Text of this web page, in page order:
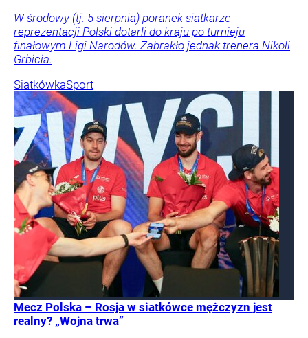
W środowy (tj. 5 sierpnia) poranek siatkarze
reprezentacji Polski dotarli do kraju po turnieju
finałowym Ligi Narodów. Zabrakło jednak trenera Nikoli
Grbicia.
SiatkówkaSport
Mecz Polska – Rosja w siatkówce mężczyzn jest
realny? „Wojna trwa”